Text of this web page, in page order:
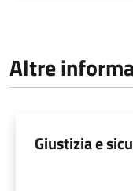
Altre
Giustizia e